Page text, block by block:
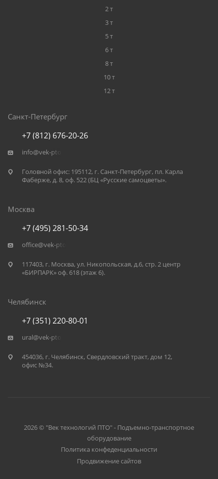
2 т
3 т
5 т
6 т
8 т
10 т
12 т
Санкт-Петербург
+7 (812) 676-20-26
info@vek-pto.ru
Головной офис: 195112, г. Санкт-Петербург, пл. Карла
Фаберже, д. 8, оф. 522 (БЦ «Русские самоцветы».
Москва
+7 (495) 281-50-34
office@vek-pto.ru
117403, г. Москва, ул. Никопольская, д.6, стр. 2 центр
«БИРПАРК» оф. 618 (этаж 6).
Челябинск
+7 (351) 220-80-01
ural@vek-pto.ru
454036, г. Челябинск, Свердловский тракт, дом 12,
офис №34.
2026 © "Век технологий ПТО" - Подъемно-транспортное
оборудование
Политика конфеденциальности
Продвижение сайтов